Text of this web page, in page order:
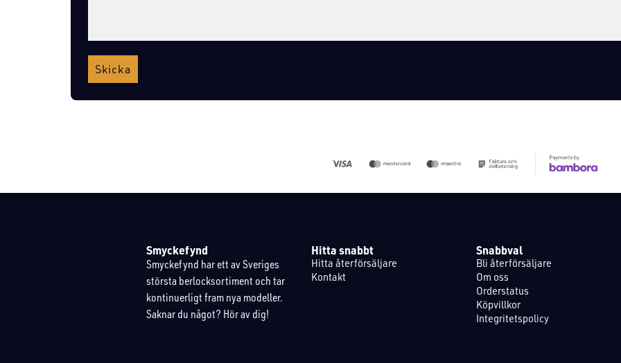
Skicka
Smyckefynd
Smyckefynd har ett av Sveriges
största berlocksortiment och tar
kontinuerligt fram nya modeller.
Saknar du något? Hör av dig!
Hitta snabbt
Hitta återförsäljare
Kontakt
Snabbval
Bli återförsäljare
Om oss
Orderstatus
Köpvillkor
Integritetspolicy